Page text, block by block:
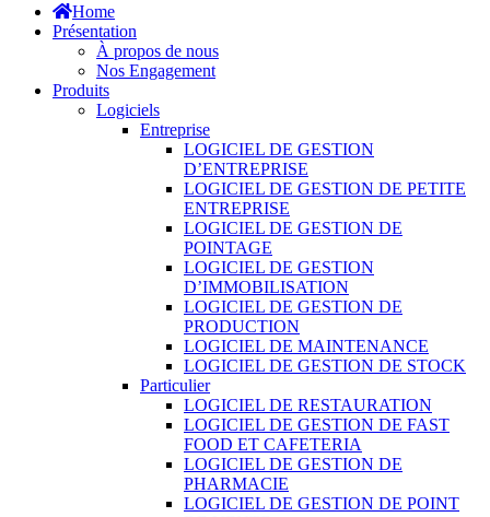
Home
Présentation
À propos de nous
Nos Engagement
Produits
Logiciels
Entreprise
LOGICIEL DE GESTION
D’ENTREPRISE
LOGICIEL DE GESTION DE PETITE
ENTREPRISE
LOGICIEL DE GESTION DE
POINTAGE
LOGICIEL DE GESTION
D’IMMOBILISATION
LOGICIEL DE GESTION DE
PRODUCTION
LOGICIEL DE MAINTENANCE
LOGICIEL DE GESTION DE STOCK
Particulier
LOGICIEL DE RESTAURATION
LOGICIEL DE GESTION DE FAST
FOOD ET CAFETERIA
LOGICIEL DE GESTION DE
PHARMACIE
LOGICIEL DE GESTION DE POINT